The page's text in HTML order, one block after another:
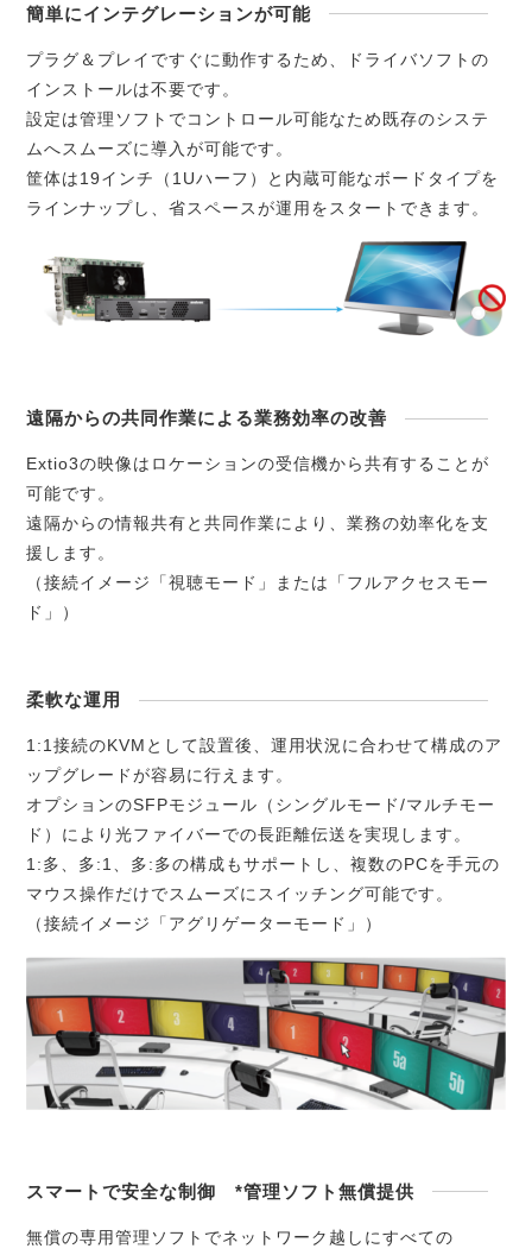
簡単にインテグレーションが可能
プラグ＆プレイですぐに動作するため、ドライバソフトの
インストールは不要です。
設定は管理ソフトでコントロール可能なため既存のシステ
ムへスムーズに導入が可能です。
筐体は19インチ（1Uハーフ）と内蔵可能なボードタイプを
ラインナップし、省スペースが運用をスタートできます。
遠隔からの共同作業による業務効率の改善
Extio3の映像はロケーションの受信機から共有することが
可能です。
遠隔からの情報共有と共同作業により、業務の効率化を支
援します。
（接続イメージ「視聴モード」または「フルアクセスモー
ド」）
柔軟な運用
1:1接続のKVMとして設置後、運用状況に合わせて構成のア
ップグレードが容易に行えます。
オプションのSFPモジュール（シングルモード/マルチモー
ド）により光ファイバーでの長距離伝送を実現します。
1:多、多:1、多:多の構成もサポートし、複数のPCを手元の
マウス操作だけでスムーズにスイッチング可能です。
（接続イメージ「アグリゲーターモード」）
スマートで安全な制御 *管理ソフト無償提供
無償の専用管理ソフトでネットワーク越しにすべての